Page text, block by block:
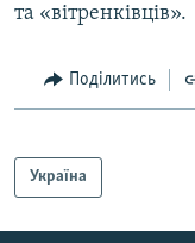
та «вітренківців».
Поділитись
Україна